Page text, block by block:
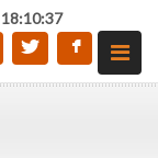
18:10:37